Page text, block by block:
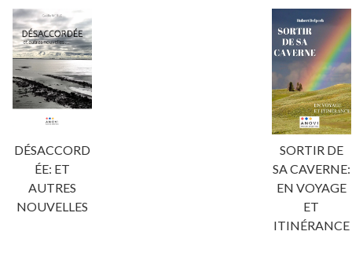
DÉSACCORD
ÉE: ET
AUTRES
NOUVELLES
SORTIR DE
SA CAVERNE:
EN VOYAGE
ET
ITINÉRANCE